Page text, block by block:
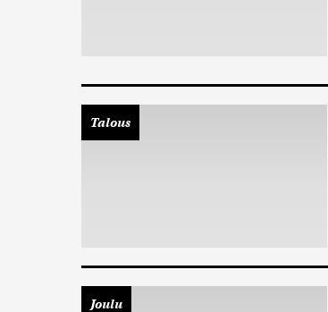
Talous
Joulu